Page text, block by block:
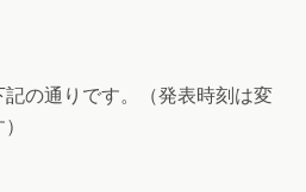
の通りです。（発表時刻は変